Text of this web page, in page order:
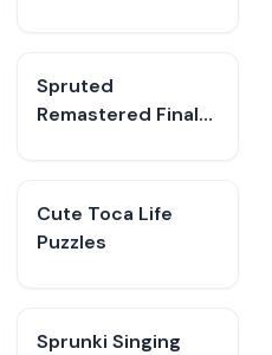
Spruted
Remastered Final
Cute Toca Life
Puzzles
Sprunki Singing